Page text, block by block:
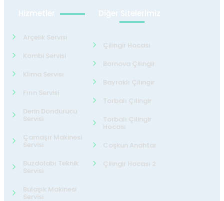
Hizmetler
Arçelik Servisi
Kombi Servisi
Klima Servisi
Fırın Servisi
Derin Dondurucu
Servisi
Çamaşır Makinesi
Servisi
Buzdolabı Teknik
Servisi
Bulaşık Makinesi
Servisi
Diğer Sitelerimiz
Çilingir Hocası
Bornova Çilingir
Bayraklı Çilingir
Torbalı Çilingir
Torbalı Çilingir
Hocası
Coşkun Anahtar
Çilingir Hocası 2